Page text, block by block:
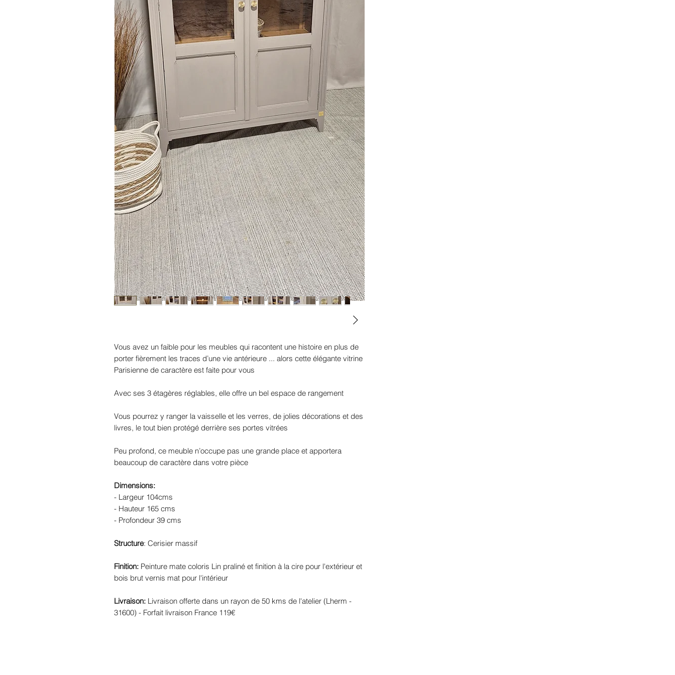
Vous avez un faible pour les meubles qui racontent une histoire en plus de
porter fièrement les traces d’une vie antérieure ... alors cette élégante vitrine
Parisienne de caractère est faite pour vous
Avec ses 3 étagères réglables, elle offre un bel espace de rangement
Vous pourrez y ranger la vaisselle et les verres, de jolies décorations et des
livres, le tout bien protégé derrière ses portes vitrées
Peu profond, ce meuble n’occupe pas une grande place et apportera
beaucoup de caractère dans votre pièce
Dimensions:
- Largeur 104cms
- Hauteur 165 cms
- Profondeur 39 cms
Structure: Cerisier massif
Finition: Peinture mate coloris Lin praliné et finition à la cire pour l'extérieur et
bois brut vernis mat pour l'intérieur
Livraison: Livraison offerte dans un rayon de 50 kms de l'atelier (Lherm -
31600) - Forfait livraison France 119€